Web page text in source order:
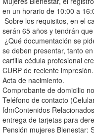
en un horario de 10:00 a
Sobre los requisitos, en el
serán 65 años y tendrán
¿Qué documentación se
se deben presentar, tanto
cartilla cédula profesional
CURP de reciente impresión.
Acta de nacimiento.
Comprobante de domicilio
Teléfono de contacto
fdmContenidos
entrega de tarjetas para
Pensión mujeres Bienestar: